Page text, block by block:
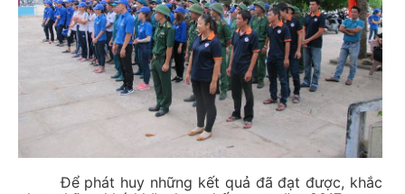
Để phát huy những kết quả đã đạt được, khắc